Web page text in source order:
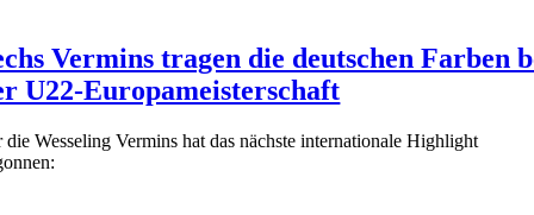
Vermins tragen die deutschen Farben
U22-Europameisterschaft
die Wesseling Vermins hat das nächste internationale Highlight